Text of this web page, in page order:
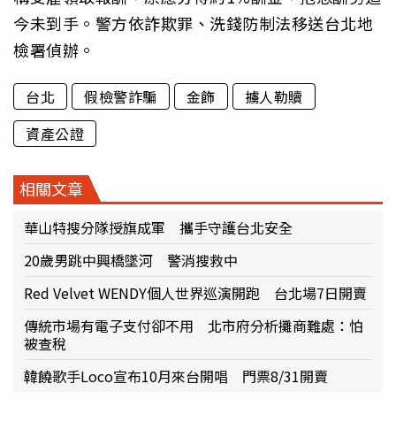
今未到手。警方依詐欺罪、洗錢防制法移送台北地
檢署偵辦。
台北 假檢警詐騙 金飾
擄人勒贖
資產公證
相關文章
華山特搜分隊授旗成軍 攜手守護台北安全
20歲男跳中興橋墜河 警消搜救中
Red Velvet WENDY個人世界巡演開跑 台北場7日開賣
傳統市場有電子支付卻不用 北市府分析攤商難處：怕
被查稅
韓饒歌手Loco宣布10月來台開唱 門票8/31開賣